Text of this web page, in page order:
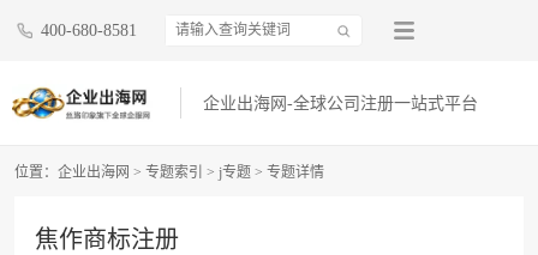
400-680-8581
企业出海网-全球公司注册一站式平台
位置： 企业出海网 > 专题索引 > j专题 > 专题详情
焦作商标注册